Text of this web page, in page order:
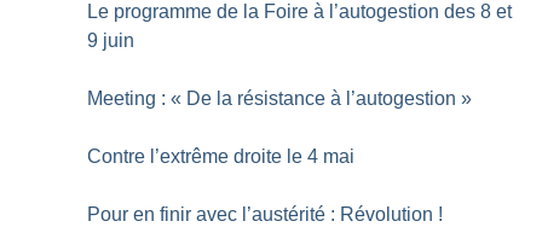
Le programme de la Foire à l’autogestion des 8 et
9 juin
Meeting : « De la résistance à l’autogestion »
Contre l’extrême droite le 4 mai
Pour en finir avec l’austérité : Révolution !